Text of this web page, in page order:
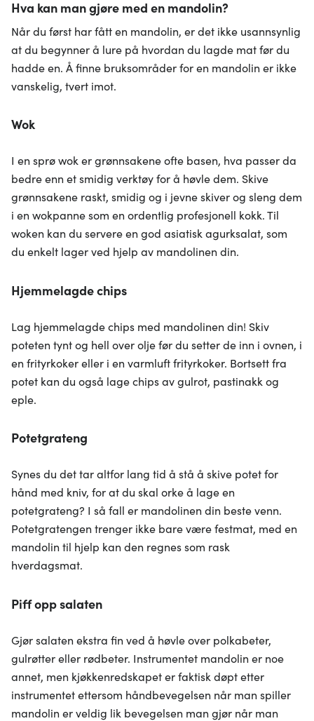
Hva kan man gjøre med en mandolin?
Når du først har fått en mandolin, er det ikke usannsynlig
at du begynner å lure på hvordan du lagde mat før du
hadde en. Å finne bruksområder for en mandolin er ikke
vanskelig, tvert imot.
Wok
I en sprø wok er grønnsakene ofte basen, hva passer da
bedre enn et smidig verktøy for å høvle dem. Skive
grønnsakene raskt, smidig og i jevne skiver og sleng dem
i en wokpanne som en ordentlig profesjonell kokk. Til
woken kan du servere en god asiatisk agurksalat, som
du enkelt lager ved hjelp av mandolinen din.
Hjemmelagde chips
Lag hjemmelagde chips med mandolinen din! Skiv
poteten tynt og hell over olje før du setter de inn i ovnen, i
en frityrkoker eller i en varmluft frityrkoker. Bortsett fra
potet kan du også lage chips av gulrot, pastinakk og
eple.
Potetgrateng
Synes du det tar altfor lang tid å stå å skive potet for
hånd med kniv, for at du skal orke å lage en
potetgrateng? I så fall er mandolinen din beste venn.
Potetgratengen trenger ikke bare være festmat, med en
mandolin til hjelp kan den regnes som rask
hverdagsmat.
Piff opp salaten
Gjør salaten ekstra fin ved å høvle over polkabeter,
gulrøtter eller rødbeter. Instrumentet mandolin er noe
annet, men kjøkkenredskapet er faktisk døpt etter
instrumentet ettersom håndbevegelsen når man spiller
mandolin er veldig lik bevegelsen man gjør når man